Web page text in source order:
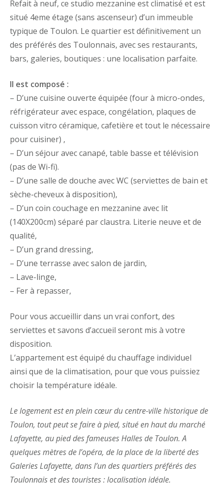
Refait à neuf, ce studio mezzanine est climatisé et est
situé 4eme étage (sans ascenseur) d’un immeuble
typique de Toulon. Le quartier est définitivement un
des préférés des Toulonnais, avec ses restaurants,
bars, galeries, boutiques : une localisation parfaite.
Il est composé :
– D’une cuisine ouverte équipée (four à micro-ondes,
réfrigérateur avec espace, congélation, plaques de
cuisson vitro céramique, cafetière et tout le nécessaire
pour cuisiner) ,
– D’un séjour avec canapé, table basse et télévision
(pas de Wi-fi).
– D’une salle de douche avec WC (serviettes de bain et
sèche-cheveux à disposition),
– D’un coin couchage en mezzanine avec lit
(140X200cm) séparé par claustra. Literie neuve et de
qualité,
– D’un grand dressing,
– D’une terrasse avec salon de jardin,
– Lave-linge,
– Fer à repasser,
Pour vous accueillir dans un vrai confort, des
serviettes et savons d’accueil seront mis à votre
disposition.
L’appartement est équipé du chauffage individuel
ainsi que de la climatisation, pour que vous puissiez
choisir la température idéale.
Le logement est en plein cœur du centre-ville historique de
Toulon, tout peut se faire à pied, situé en haut du marché
Lafayette, au pied des fameuses Halles de Toulon. A
quelques mètres de l’opéra, de la place de la liberté des
Galeries Lafayette, dans l’un des quartiers préférés des
Toulonnais et des touristes : localisation idéale.